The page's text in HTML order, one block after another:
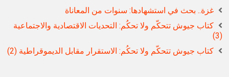
غزة.. بحث في استشهادها: سنوات من المعاناة
كتاب جيوش تتحكّم ولا تحكُم: التحديات الاقتصادية والاجتماعية
(3)
كتاب جيوش تتحكّم ولا تحكُم: الاستقرار مقابل الديموقراطية (2)